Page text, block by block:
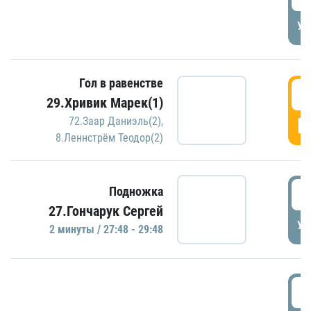
Гол в равенстве
29.Хривик Марек(1)
72.Заар Даниэль(2),
8.Леннстрём Теодор(2)
Подножка
27.Гончарук Сергей
2 минуты / 27:48 - 29:48